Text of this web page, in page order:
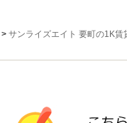
> サンライズエイト 要町の1K賃